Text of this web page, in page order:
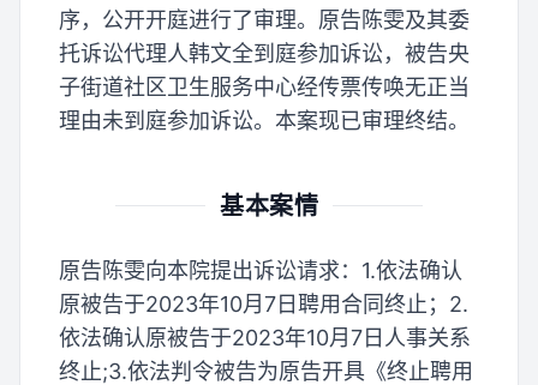
序，公开开庭进行了审理。原告陈雯及其委
托诉讼代理人韩文全到庭参加诉讼，被告央
子街道社区卫生服务中心经传票传唤无正当
理由未到庭参加诉讼。本案现已审理终结。
基本案情
原告陈雯向本院提出诉讼请求：1.依法确认
原被告于2023年10月7日聘用合同终止；2.
依法确认原被告于2023年10月7日人事关系
终止;3.依法判令被告为原告开具《终止聘用